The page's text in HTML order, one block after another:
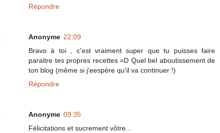
Répondre
Anonyme 22:09
Bravo à toi , c'est vraiment super que tu puisses faire
paraitre tes propres recettes =D Quel bel aboutissement de
ton blog (même si j'eespère qu'il va continuer !)
Répondre
Anonyme 09:35
Félicitations et sucrement vôtre...